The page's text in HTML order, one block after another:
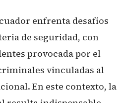
enfrenta desafíos
de seguridad, con
provocada por el
vinculadas al
En este contexto, la